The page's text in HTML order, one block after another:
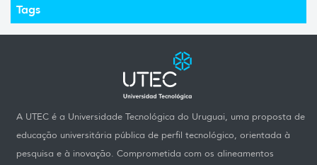
Tags
A UTEC é a Universidade Tecnológica do Uruguai, uma proposta de
educação universitária pública de perfil tecnológico, orientada à
pesquisa e à inovação. Comprometida com os alineamentos